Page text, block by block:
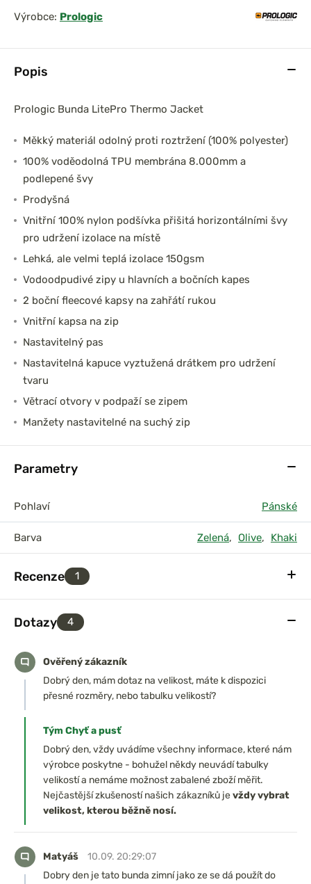
Popis
Prologic Bunda LitePro Thermo Jacket
Měkký materiál odolný proti roztržení (100% polyester)
100% voděodolná TPU membrána 8.000mm a
podlepené švy
Prodyšná
Vnitřní 100% nylon podšívka přišitá horizontálními švy
pro udržení izolace na místě
Lehká, ale velmi teplá izolace 150gsm
Vodoodpudivé zipy u hlavních a bočních kapes
2 boční fleecové kapsy na zahřátí rukou
Vnitřní kapsa na zip
Nastavitelný pas
Nastavitelná kapuce vyztužená drátkem pro udržení
tvaru
Větrací otvory v podpaží se zipem
Manžety nastavitelné na suchý zip
Parametry
Pohlaví Pánské
Barva Zelená, Olive, Khaki
Recenze 1
Dotazy 4
Ověřený zákazník
Dobrý den, mám dotaz na velikost, máte k dispozici
přesné rozměry, nebo tabulku velikostí?
Tým Chyť a pusť
Dobrý den, vždy uvádíme všechny informace, které nám
výrobce poskytne - bohužel někdy neuvádí tabulky
velikostí a nemáme možnost zabalené zboží měřit.
Nejčastější zkušeností našich zákazníků jevždy vybrat
velikost, kterou běžně nosí.
Matyáš
10.09. 20:29:07
Dobry den je tato bunda zimní jako ze se dá použít do
Výrobce: Prologic